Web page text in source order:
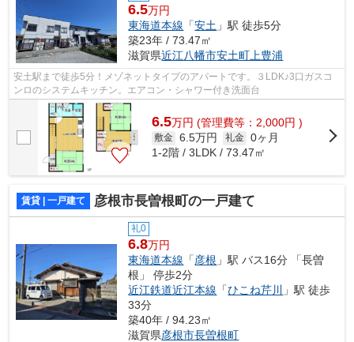
6.5万円
東海道本線 「安土 」駅 徒歩5分
築23年 / 73.47㎡
滋賀県近江八幡市安土町上豊浦
安土駅まで徒歩5分！メゾネットタイプのアパートです。３LDK♪3口ガスコ
ンロのシステムキッチン。エアコン・シャワー付き洗面台
6.5万円 (管理費等：2,000円 )
敷金 6.5万円 礼金 0ヶ月
1-2階 / 3LDK / 73.47㎡
賃貸 | 一戸建て 彦根市長曽根町の一戸建て
礼0
6.8万円
東海道本線 「彦根 」駅 バス16分 「長曽
根」 停歩2分
近江鉄道近江本線 「ひこね芹川 」駅 徒歩
33分
築40年 / 94.23㎡
滋賀県彦根市長曽根町